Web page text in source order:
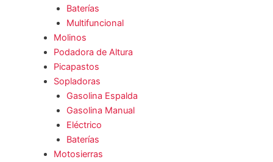
Baterías
Multifuncional
Molinos
Podadora de Altura
Picapastos
Sopladoras
Gasolina Espalda
Gasolina Manual
Eléctrico
Baterías
Motosierras